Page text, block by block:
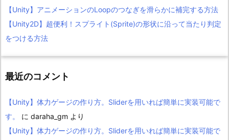
【Unity】アニメーションのLoopのつなぎを滑らかに補完する方法
【Unity2D】超便利！スプライト(Sprite)の形状に沿って当たり判定
をつける方法
最近のコメント
【Unity】体力ゲージの作り方。Sliderを用いれば簡単に実装可能で
す。
に daraha_gm より
【Unity】体力ゲージの作り方。Sliderを用いれば簡単に実装可能で